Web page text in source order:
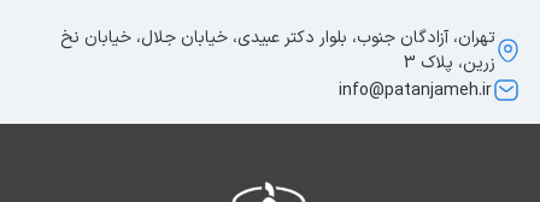
تهران، آزادگان جنوب، بلوار دکتر عبیدی، خیابان جلال، خیابان نخ
زرین، پلاک 3
info@patanjameh.ir